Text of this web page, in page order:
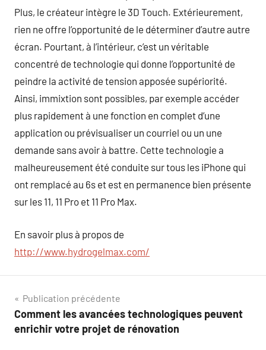
Plus, le créateur intègre le 3D Touch. Extérieurement,
rien ne offre l’opportunité de le déterminer d’autre autre
écran. Pourtant, à l’intérieur, c’est un véritable
concentré de technologie qui donne l’opportunité de
peindre la activité de tension apposée supériorité.
Ainsi, immixtion sont possibles, par exemple accéder
plus rapidement à une fonction en complet d’une
application ou prévisualiser un courriel ou un une
demande sans avoir à battre. Cette technologie a
malheureusement été conduite sur tous les iPhone qui
ont remplacé au 6s et est en permanence bien présente
sur les 11, 11 Pro et 11 Pro Max.
En savoir plus à propos de
http://www.hydrogelmax.com/
Navigation
de
Publication précédente
Comment les avancées technologiques peuvent
enrichir votre projet de rénovation